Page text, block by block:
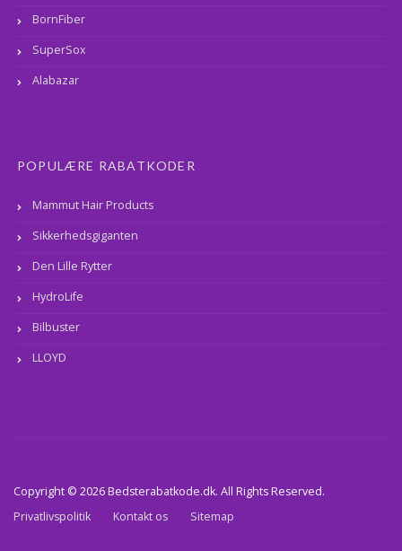
BornFiber
SuperSox
Alabazar
POPULÆRE RABATKODER
Mammut Hair Products
Sikkerhedsgiganten
Den Lille Rytter
HydroLife
Bilbuster
LLOYD
Copyright © 2026 Bedsterabatkode.dk. All Rights Reserved.
Privatlivspolitik
Kontakt os Sitemap